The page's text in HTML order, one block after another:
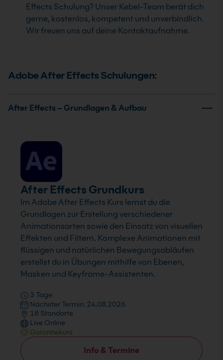
Effects Schulung? Unser Kebel-Team berät dich
gerne, kostenlos, kompetent und unverbindlich.
Wir freuen uns auf deine Kontaktaufnahme.
Adobe After Effects Schulungen:
After Effects – Grundlagen & Aufbau
After Effects Grundkurs
Im Adobe After Effects Kurs lernst du die
Grundlagen zur Erstellung verschiedener
Animationsarten sowie den Einsatz von visuellen
Effekten und Filtern. Komplexe Animationen mit
flüssigen und natürlichen Bewegungsabläufen
erstellst du in Übungen mithilfe von Ebenen,
Masken und Keyframe-Assistenten.
3 Tage
Nächster Termin: 24.08.2026
18 Standorte
Live Online
Garantiekurs
Info & Termine